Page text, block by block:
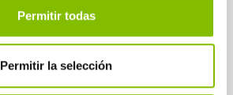
Permitir todas
Permitir la selección